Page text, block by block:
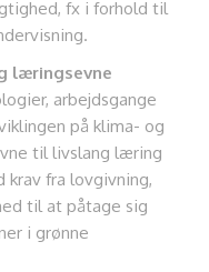
fx i forhold til
læringsevne
arbejdsgange
på klima- og
til livslang læring
krav fra lovgivning,
til at påtage sig
i grønne